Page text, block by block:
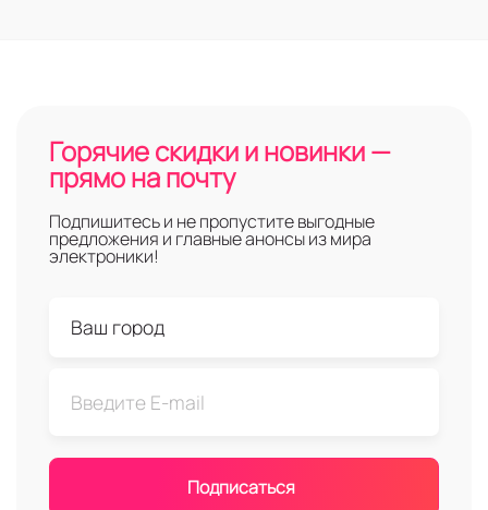
Горячие скидки и новинки —
прямо на почту
Подпишитесь и не пропустите выгодные
предложения и главные анонсы из мира
электроники!
Подписаться